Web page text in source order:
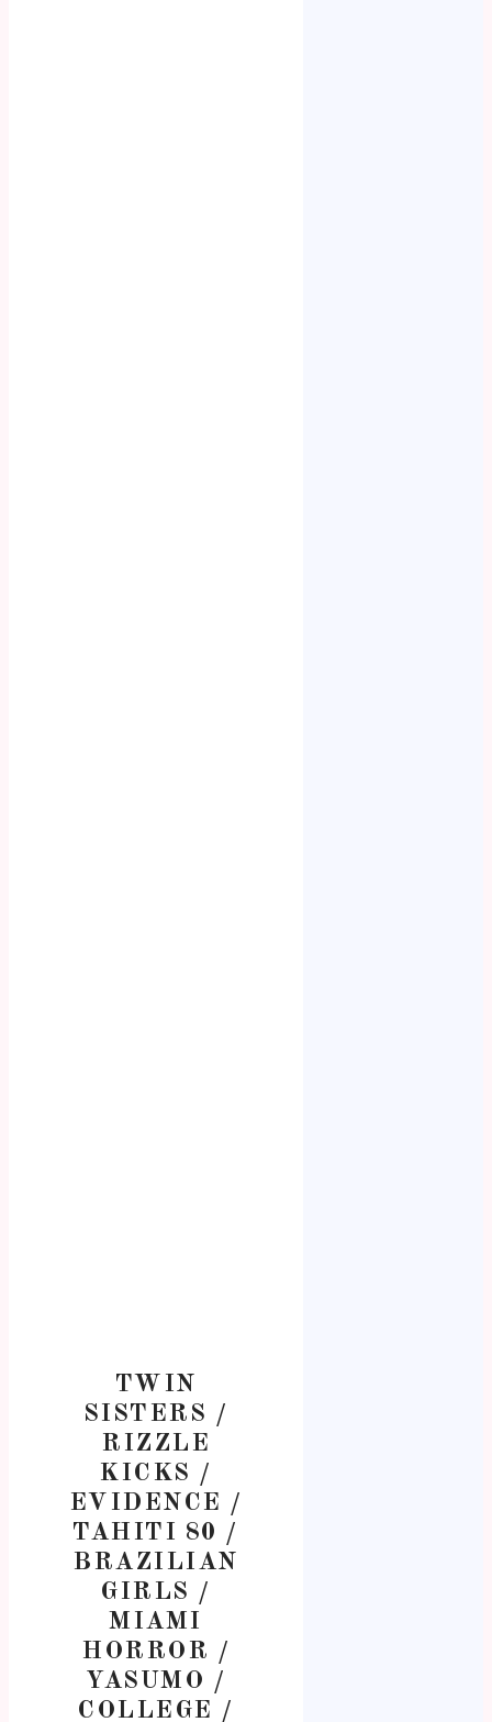
TWIN
SISTERS /
RIZZLE
KICKS /
EVIDENCE /
TAHITI 80 /
BRAZILIAN
GIRLS /
MIAMI
HORROR /
YASUMO /
COLLEGE /